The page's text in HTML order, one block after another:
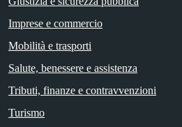
Imprese e commercio
Mobilità e trasporti
Salute, benessere e assistenza
Tributi, finanze e contravvenzioni
Turismo